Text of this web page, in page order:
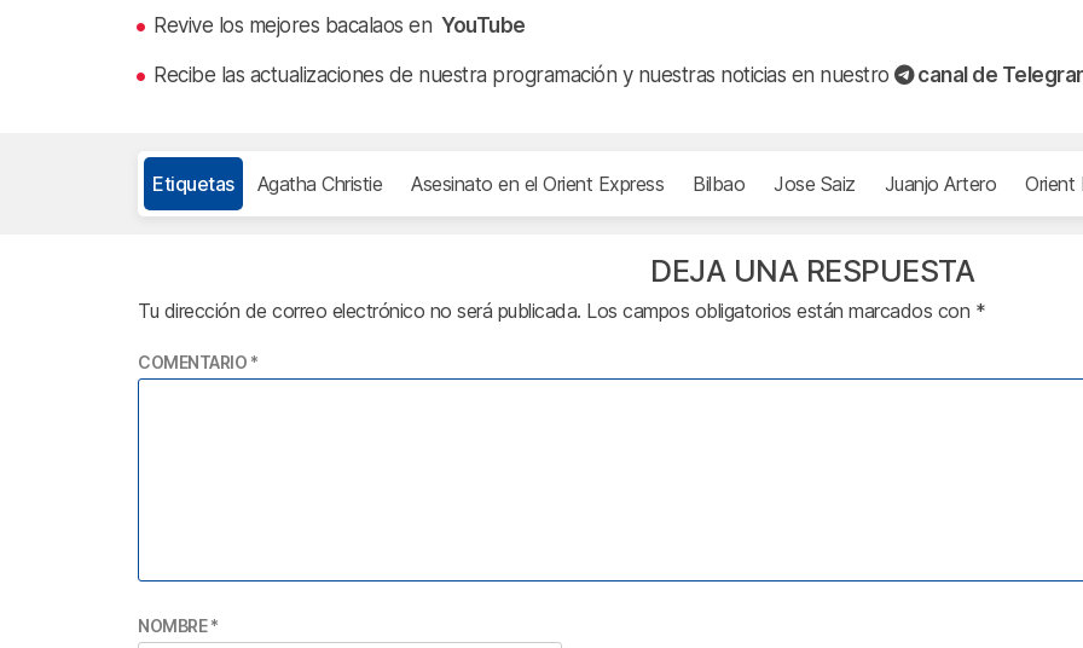
Revive los mejores bacalaos en YouTube
Recibe las actualizaciones de nuestra programación y nuestras noticias en nuestro canal de
Etiquetas Agatha Christie Asesinato en el Orient Express Bilbao Jose Saiz Juanjo Artero Orient
DEJA UNA RESPUESTA
Tu dirección de correo electrónico no será publicada. Los campos obligatorios están marcados con *
COMENTARIO *
NOMBRE*